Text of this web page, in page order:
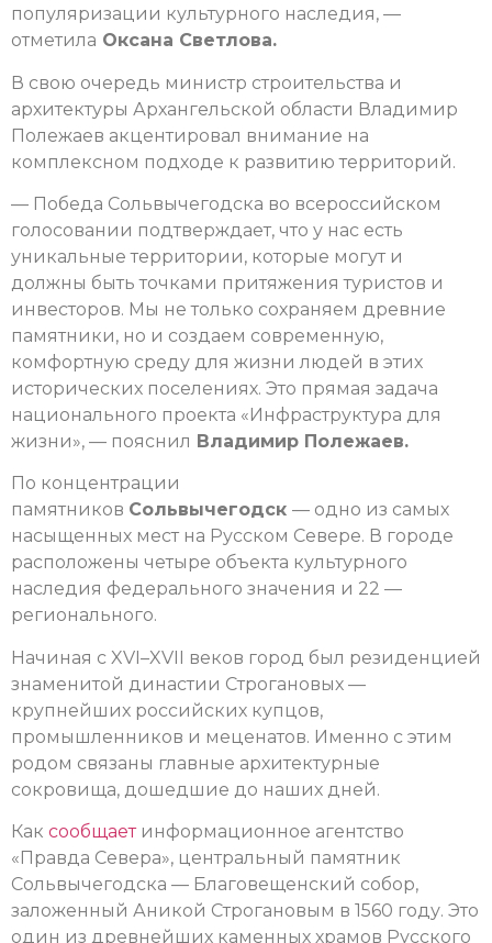
популяризации культурного наследия, —
отметила Оксана Светлова.
В свою очередь министр строительства и
архитектуры Архангельской области Владимир
Полежаев акцентировал внимание на
комплексном подходе к развитию территорий.
— Победа Сольвычегодска во всероссийском
голосовании подтверждает, что у нас есть
уникальные территории, которые могут и
должны быть точками притяжения туристов и
инвесторов. Мы не только сохраняем древние
памятники, но и создаем современную,
комфортную среду для жизни людей в этих
исторических поселениях. Это прямая задача
национального проекта «Инфраструктура для
жизни», — пояснил Владимир Полежаев.
По концентрации
памятников Сольвычегодск — одно из самых
насыщенных мест на Русском Севере. В городе
расположены четыре объекта культурного
наследия федерального значения и 22 —
регионального.
Начиная с XVI–XVII веков город был резиденцией
знаменитой династии Строгановых —
крупнейших российских купцов,
промышленников и меценатов. Именно с этим
родом связаны главные архитектурные
сокровища, дошедшие до наших дней.
Как сообщаетинформационное агентство
«Правда Севера», центральный памятник
Сольвычегодска — Благовещенский собор,
заложенный Аникой Строгановым в 1560 году. Это
один из древнейших каменных храмов Русского